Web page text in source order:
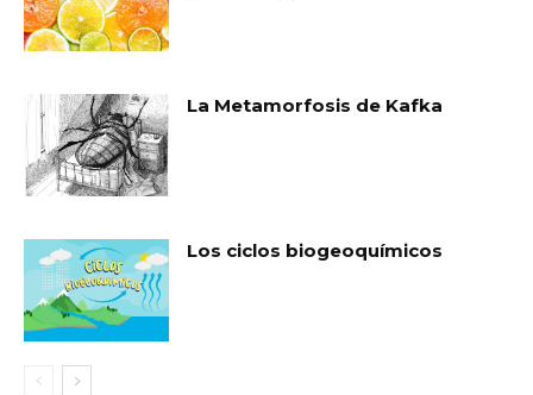
La Metamorfosis de Kafka
Los ciclos biogeoquímicos